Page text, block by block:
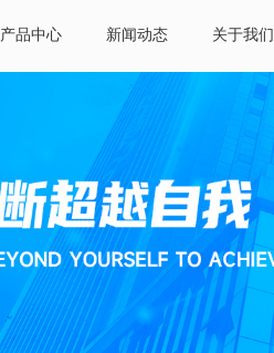
产品中心 新闻动态 关于我们